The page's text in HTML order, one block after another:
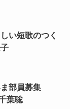
い短歌のつく
部員募集
葉聡